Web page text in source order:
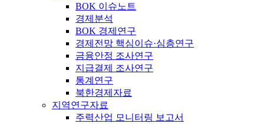
BOK 이슈노트
경제분석
BOK 경제연구
경제전망 핵심이슈·심층연구
금융안정 조사연구
지급결제 조사연구
통계연구
북한경제자료
지역연구자료
주력산업 모니터링 보고서